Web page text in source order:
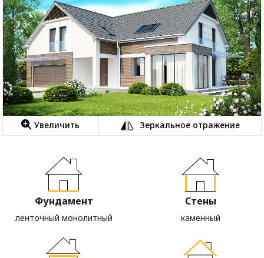
Увеличить Зеркальное отражение
Фундамент
ленточный монолитный
Стены
каменный